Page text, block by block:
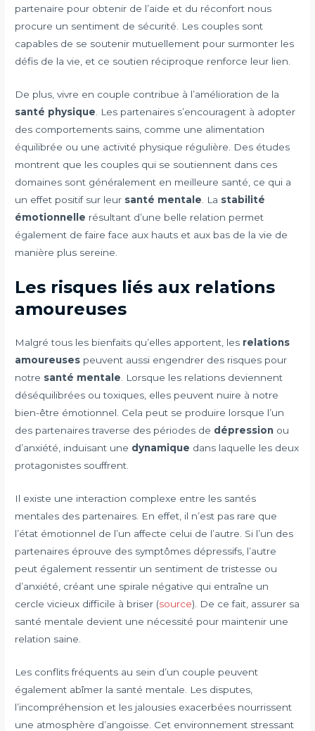
partenaire pour obtenir de l’aide et du réconfort nous
procure un sentiment de sécurité. Les couples sont
capables de se soutenir mutuellement pour surmonter les
défis de la vie, et ce soutien réciproque renforce leur lien.
De plus, vivre en couple contribue à l’amélioration de la
santé physique . Les partenaires s’encouragent à adopter
des comportements sains, comme une alimentation
équilibrée ou une activité physique régulière. Des études
montrent que les couples qui se soutiennent dans ces
domaines sont généralement en meilleure santé, ce qui a
un effet positif sur leur santé mentale . La stabilité
émotionnelle résultant d’une belle relation permet
également de faire face aux hauts et aux bas de la vie de
manière plus sereine.
Les risques liés aux relations
amoureuses
Malgré tous les bienfaits qu’elles apportent, les relations
amoureuses peuvent aussi engendrer des risques pour
notre santé mentale. Lorsque les relations deviennent
déséquilibrées ou toxiques, elles peuvent nuire à notre
bien-être émotionnel. Cela peut se produire lorsque l’un
des partenaires traverse des périodes de dépression ou
d’anxiété, induisant une dynamique dans laquelle les deux
protagonistes souffrent.
Il existe une interaction complexe entre les santés
mentales des partenaires. En effet, il n’est pas rare que
l’état émotionnel de l’un affecte celui de l’autre. Si l’un des
partenaires éprouve des symptômes dépressifs, l’autre
peut également ressentir un sentiment de tristesse ou
d’anxiété, créant une spirale négative qui entraîne un
cercle vicieux difficile à briser (source). De ce fait, assurer sa
santé mentale devient une nécessité pour maintenir une
relation saine.
Les conflits fréquents au sein d’un couple peuvent
également abîmer la santé mentale. Les disputes,
l’incompréhension et les jalousies exacerbées nourrissent
une atmosphère d’angoisse. Cet environnement stressant